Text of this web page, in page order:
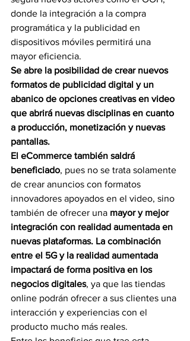
donde la integración a la compra
programática y la publicidad en
dispositivos móviles permitirá una
mayor eficiencia.
Se abre la posibilidad de crear nuevos
formatos de publicidad digital y un
abanico de opciones creativas en video
que abrirá nuevas disciplinas en cuanto
a producción, monetización y nuevas
pantallas.
El eCommerce también saldrá
beneficiado, pues no se trata solamente
de crear anuncios con formatos
innovadores apoyados en el video, sino
también de ofrecer una mayor y mejor
integración con realidad aumentada en
nuevas plataformas. La combinación
entre el 5G y la realidad aumentada
impactará de forma positiva en los
negocios digitales, ya que las tiendas
online podrán ofrecer a sus clientes una
interacción y experiencias con el
producto mucho más reales.